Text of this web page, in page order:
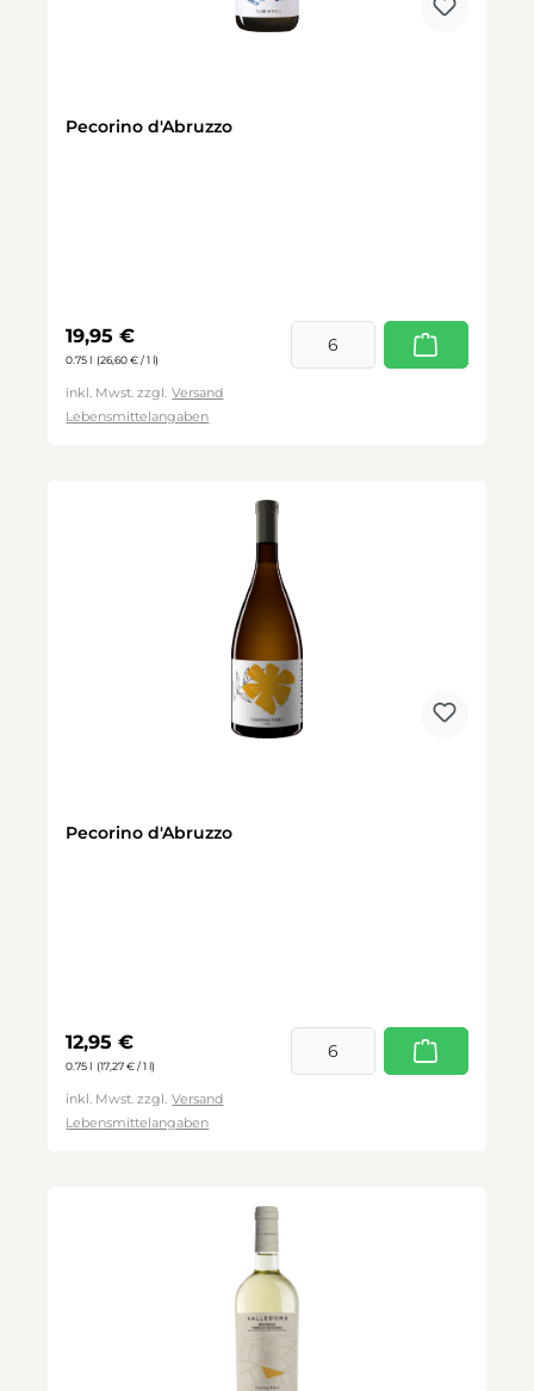
Pecorino d'Abruzzo
Regulärer Preis:
19,95 €
0.75 l (26,60 € / 1 l)
inkl. Mwst. zzgl. Versand
Lebensmittelangaben
Pecorino d'Abruzzo
Regulärer Preis:
12,95 €
0.75 l (17,27 € / 1 l)
inkl. Mwst. zzgl. Versand
Lebensmittelangaben